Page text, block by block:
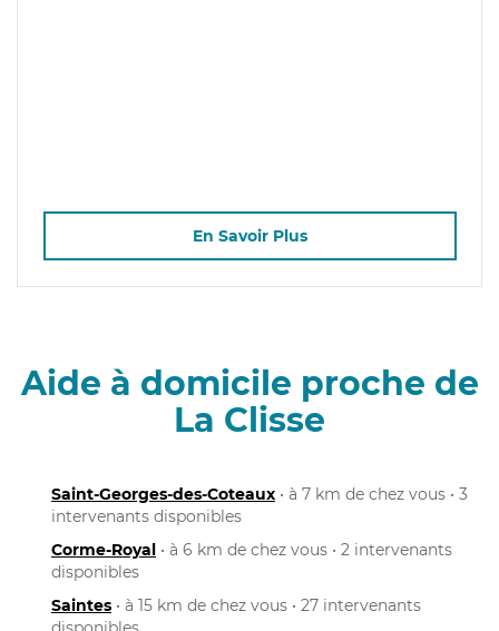
En Savoir Plus
Aide à domicile proche de
La Clisse
Saint-Georges-des-Coteaux • à 7 km de chez vous • 3
intervenants disponibles
Corme-Royal • à 6 km de chez vous • 2 intervenants
disponibles
Saintes • à 15 km de chez vous • 27 intervenants